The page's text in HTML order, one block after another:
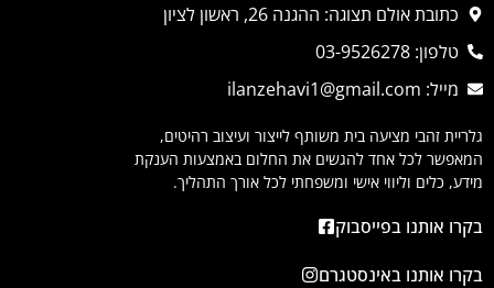
כתובת אולם תצוגה: ההגנה 26, ראשון לציון
טלפון: 03-9526278
מייל: ilanzehavi1@gmail.com
גלריית זהבי מציעה בית משותף לייצור ועיצוב רהיטים,
המאפשר לכל אחד להגשים את החלום באמצעות הענקת
מידע, כלים וליווי אישי ומשפחתי לכל אורך התהליך.
בקרו אותנו בפייסבוק
בקרו אותנו באינסטגרם